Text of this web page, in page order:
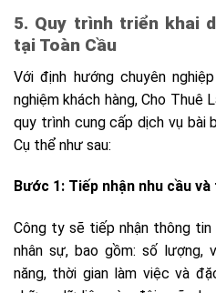
5. Quy trình triển khai
tại Toàn Cầu
Với định hướng chuyên
nghiệm khách hàng, Cho Thuê
quy trình cung cấp dịch vụ bài
Cụ thể như sau:
Bước 1: Tiếp nhận nhu cầu
Công ty sẽ tiếp nhận thông
nhân sự, bao gồm: số
năng, thời gian làm việc và